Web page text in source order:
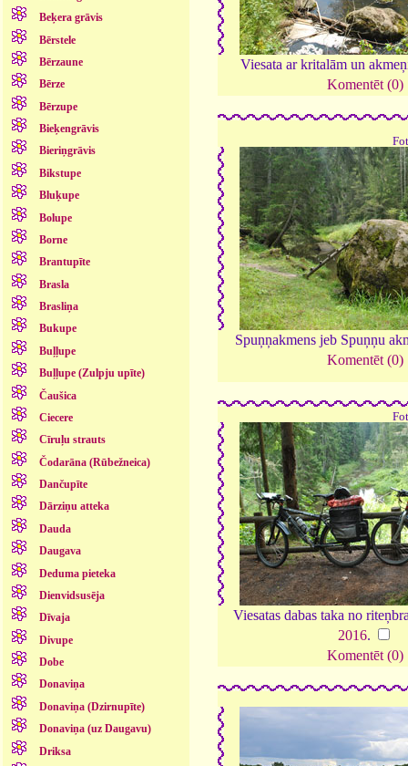
Beķera grāvis
Bērstele
Bērzaune
Bērze
Bērzupe
Bieķengrāvis
Bieriņgrāvis
Bikstupe
Bluķupe
Bolupe
Borne
Brantupīte
Brasla
Brasliņa
Bukupe
Buļļupe
Buļļupe (Zulpju upīte)
Čaušica
Ciecere
Cīruļu strauts
Čodarāna (Rūbežneica)
Dančupīte
Dārziņu atteka
Dauda
Daugava
Deduma pieteka
Dienvidsusēja
Dīvaja
Divupe
Dobe
Donaviņa
Donaviņa (Dzirnupīte)
Donaviņa (uz Daugavu)
Driksa
Viesata ar kritalām un
Komentēt (0)
Spuņņakmens jeb Spuņņu
Komentēt (0)
Viesatas dabas taka no
2016.
Komentēt (0)